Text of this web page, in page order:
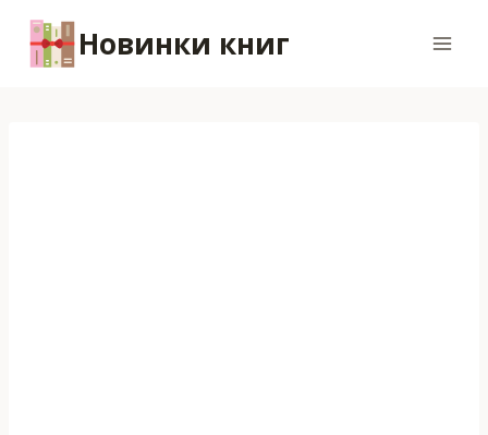
содержимому
Новинки книг